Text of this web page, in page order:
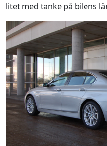
litet med tanke på bilens